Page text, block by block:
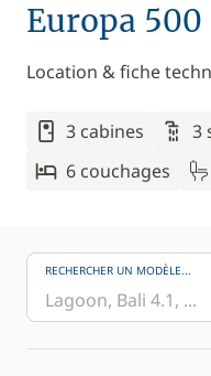
Europa 500
Location & fiche
3 cabines
3
6 couchages
RECHERCHER UN MODÈLE...